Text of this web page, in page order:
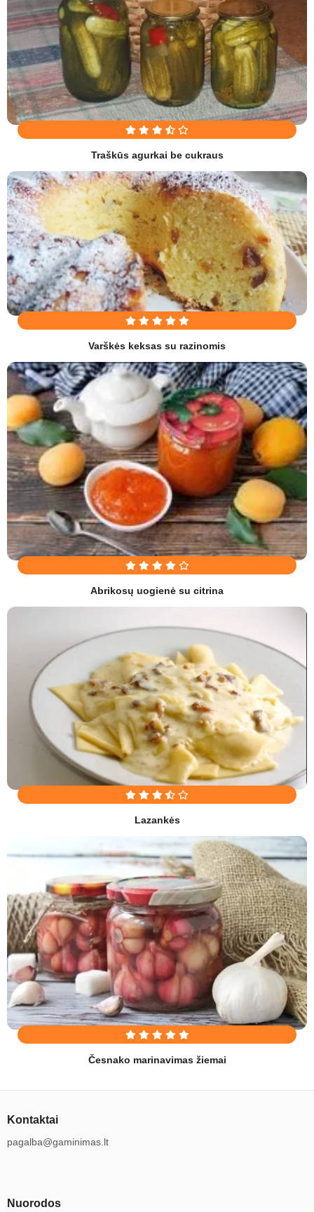
Traškūs agurkai be cukraus
Varškės keksas su razinomis
Abrikosų uogienė su citrina
Lazankės
Česnako marinavimas žiemai
Kontaktai
pagalba@gaminimas.lt
Nuorodos